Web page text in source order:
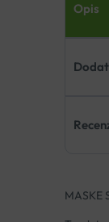
Opis
MASKE